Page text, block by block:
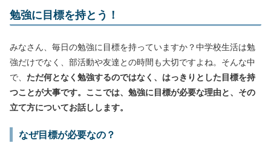
勉強に目標を持とう！
みなさん、毎日の勉強に目標を持っていますか？中学校生活は勉
強だけでなく、部活動や友達との時間も大切ですよね。そんな中
で、 ただ何となく勉強するのではなく、はっきりとした目標を持
つことが大事です。ここでは、勉強に目標が必要な理由と、その
立て方についてお話しします。
なぜ目標が必要なの？